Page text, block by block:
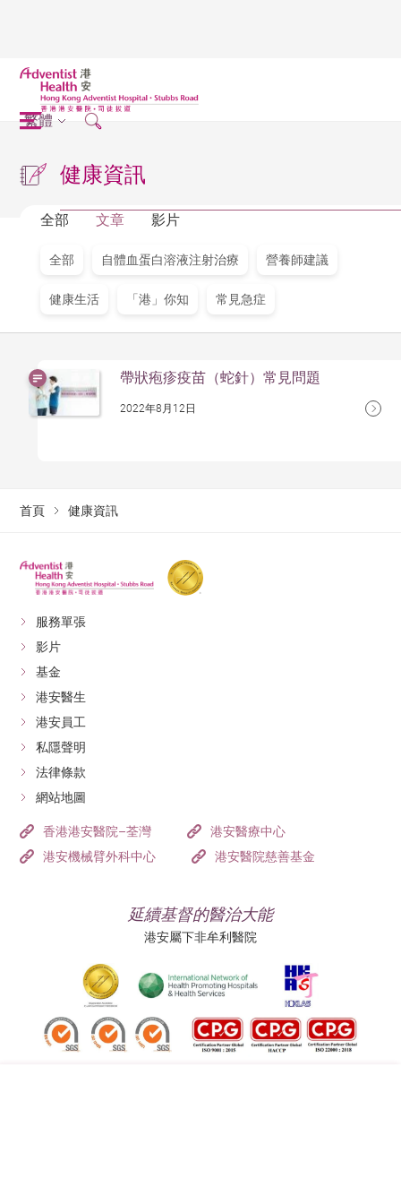
繁體
健康資訊
全部 文章 影片
全部 自體血蛋白溶液注射治療 營養師建議
健康生活 「港」你知 常見急症
帶狀疱疹疫苗（蛇針）常見問題
2022年8月12日
首頁 健康資訊
服務單張
影片
基金
港安醫生
港安員工
私隱聲明
法律條款
網站地圖
香港港安醫院–荃灣
港安醫療中心
港安機械臂外科中心
港安醫院慈善基金
延續基督的醫治大能
港安屬下非牟利醫院